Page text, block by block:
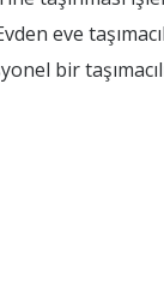
eve
bir